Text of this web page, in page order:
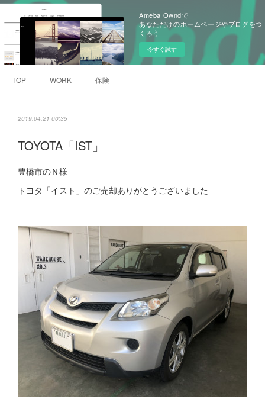
Ameba Owndで
あなただけのホームページやブログをつ
くろう
今すぐ試す
TOP WORK 保険
2019.04.21 00:35
TOYOTA「IST」
豊橋市のＮ様
トヨタ「イスト」のご売却ありがとうございました